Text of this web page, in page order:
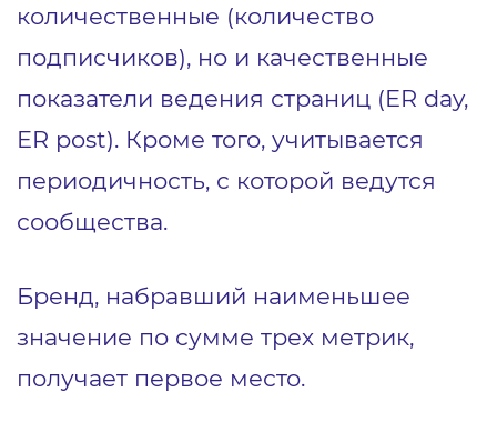
количественные (количество
подписчиков), но и качественные
показатели ведения страниц (ER day,
ER post). Кроме того, учитывается
периодичность, с которой ведутся
сообщества.
Бренд, набравший наименьшее
значение по сумме трех метрик,
получает первое место.